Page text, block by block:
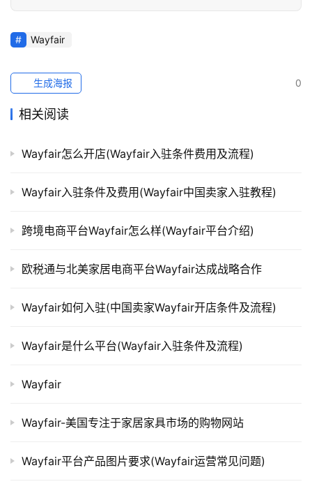
Wayfair
0
生成海报
相关阅读
Wayfair怎么开店(Wayfair入驻条件费用及流程)
Wayfair入驻条件及费用(Wayfair中国卖家入驻教程)
跨境电商平台Wayfair怎么样(Wayfair平台介绍)
欧税通与北美家居电商平台Wayfair达成战略合作
Wayfair如何入驻(中国卖家Wayfair开店条件及流程)
Wayfair是什么平台(Wayfair入驻条件及流程)
Wayfair
Wayfair-美国专注于家居家具市场的购物网站
Wayfair平台产品图片要求(Wayfair运营常见问题)